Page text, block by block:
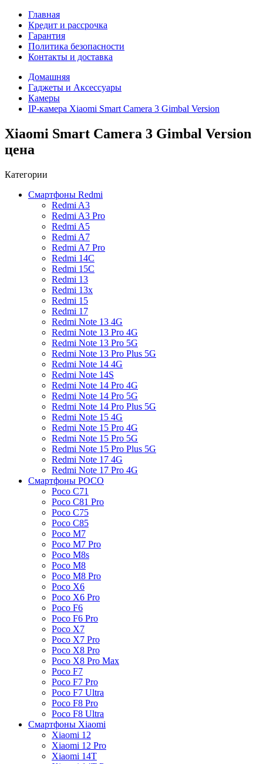
Главная
Кредит и рассрочка
Гарантия
Политика безопасности
Контакты и доставка
Домашняя
Гаджеты и Аксессуары
Камеры
IP-камера Xiaomi Smart Camera 3 Gimbal Version
Xiaomi Smart Camera 3 Gimbal Version
цена
Категории
Смартфоны Redmi
Redmi A3
Redmi A3 Pro
Redmi A5
Redmi A7
Redmi A7 Pro
Redmi 14C
Redmi 15C
Redmi 13
Redmi 13x
Redmi 15
Redmi 17
Redmi Note 13 4G
Redmi Note 13 Pro 4G
Redmi Note 13 Pro 5G
Redmi Note 13 Pro Plus 5G
Redmi Note 14 4G
Redmi Note 14S
Redmi Note 14 Pro 4G
Redmi Note 14 Pro 5G
Redmi Note 14 Pro Plus 5G
Redmi Note 15 4G
Redmi Note 15 Pro 4G
Redmi Note 15 Pro 5G
Redmi Note 15 Pro Plus 5G
Redmi Note 17 4G
Redmi Note 17 Pro 4G
Смартфоны POCO
Poco C71
Poco C81 Pro
Poco C75
Poco C85
Poco M7
Poco M7 Pro
Poco M8s
Poco M8
Poco M8 Pro
Poco X6
Poco X6 Pro
Poco F6
Poco F6 Pro
Poco X7
Poco X7 Pro
Poco X8 Pro
Poco X8 Pro Max
Poco F7
Poco F7 Pro
Poco F7 Ultra
Poco F8 Pro
Poco F8 Ultra
Смартфоны Xiaomi
Xiaomi 12
Xiaomi 12 Pro
Xiaomi 14T